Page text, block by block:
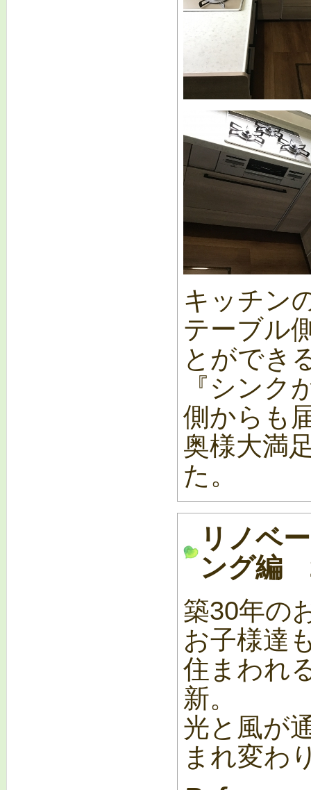
キッチン
テーブル
とができ
『シンク
側からも
奥様大満
た。
リノベ
ング編
築30年の
お子様達
住まわれ
新。
光と風が
まれ変わ